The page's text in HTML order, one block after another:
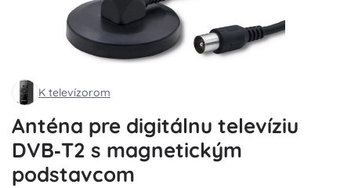
K televízorom
Anténa pre digitálnu televíziu
DVB‑T2 s magnetickým
podstavcom